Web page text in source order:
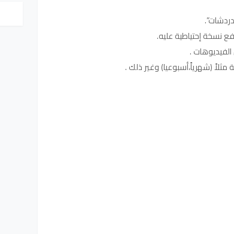
.
مثلاً (شهرياً،أسبوعيا) وغير ذلك .